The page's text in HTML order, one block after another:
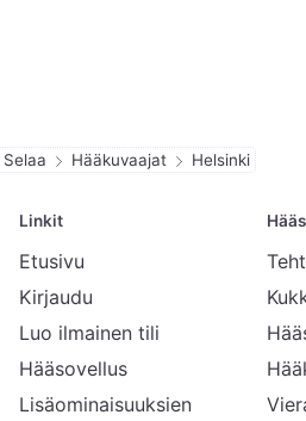
Selaa Hääkuvaajat Helsinki
Linkit
Etusivu
Kirjaudu
Luo ilmainen tili
Hääsovellus
Lisäominaisuuksien